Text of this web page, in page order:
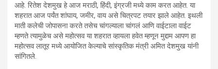
आहे. रितेश देशमुख हे आज मराठी, हिंदी, इंग्रजी मध्ये काम करत आहेत. या
शहरात आज पर्यंत शांघाय, जमीर, वाय असे चित्रपट तयार झाले आहेत. इथली
माती कलेची जोपासना करते तसेच चांगल्याला चांगलं आणि वाईटाला वाईट
म्हणते त्यामुळेच असे महोत्सव या शहरात व्हायला हवेत म्हणून मुद्दाम आपण हा
महोत्सव लातूर मध्ये आयोजित केल्याचे सांस्कृतिक मंत्री अमित देशमुख यांनी
सांगितले.